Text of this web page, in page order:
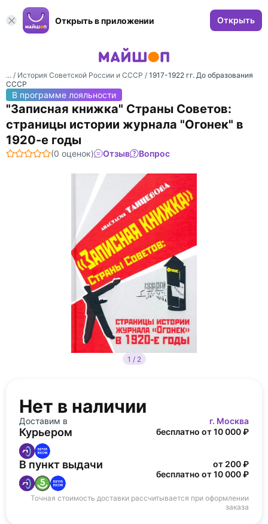
Открыть в приложении Открыть
... / История Советской России и СССР / 1917-1922 гг. До образования
СССР
В программе лояльности
"Записная книжка" Страны Советов:
страницы истории журнала "Огонек" в
1920-е годы
(0 оценок) Отзыв Вопрос
1 / 2
Нет в наличии
Доставим в г. Москва
Курьером бесплатно от 10 000 ₽
В пункт выдачи
от 200 ₽
бесплатно от 10 000 ₽
Точная стоимость доставки рассчитывается при оформлении
заказа